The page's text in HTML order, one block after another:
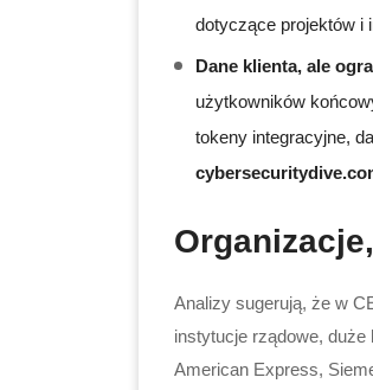
dotyczące projektów i
Dane klienta, ale
użytkowników
tokeny integracyjne,
Analizy sugerują, że w
instytucje rządowe,
American Express,